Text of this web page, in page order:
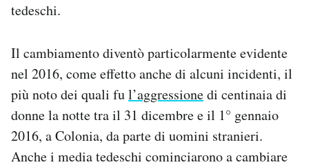
tedeschi.
Il cambiamento diventò particolarmente evidente
nel 2016, come effetto anche di alcuni incidenti, il
più noto dei quali ful’aggressionedi centinaia di
donne la notte tra il 31 dicembre e il 1° gennaio
2016, a Colonia, da parte di uomini stranieri.
Anche i media tedeschi cominciarono a cambiare